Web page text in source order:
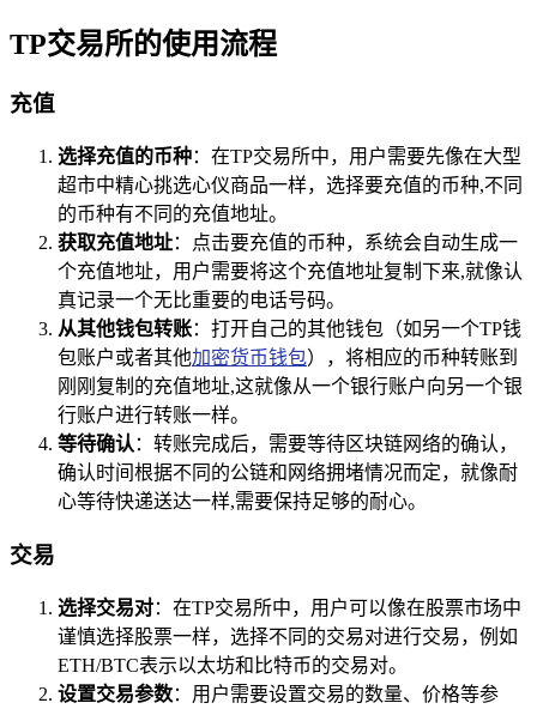
TP交易所的使用流程
充值
选择充值的币种：在TP交易所中，用户需要先像在大型
超市中精心挑选心仪商品一样，选择要充值的币种,不同
的币种有不同的充值地址。
获取充值地址：点击要充值的币种，系统会自动生成一
个充值地址，用户需要将这个充值地址复制下来,就像认
真记录一个无比重要的电话号码。
从其他钱包转账：打开自己的其他钱包（如另一个TP钱
包账户或者其他加密货币钱包），将相应的币种转账到
刚刚复制的充值地址,这就像从一个银行账户向另一个银
行账户进行转账一样。
等待确认 ：转账完成后，需要等待区块链网络的确认，
确认时间根据不同的公链和网络拥堵情况而定，就像耐
心等待快递送达一样,需要保持足够的耐心。
交易
选择交易对：在TP交易所中，用户可以像在股票市场中
谨慎选择股票一样，选择不同的交易对进行交易，例如
ETH/BTC表示以太坊和比特币的交易对。
设置交易参数：用户需要设置交易的数量、价格等参